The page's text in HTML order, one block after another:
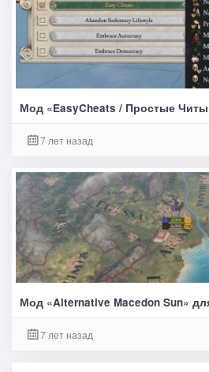
Мод «EasyCheats / Простые
7 лет назад
Мод «Alternative Macedon Sun»
7 лет назад